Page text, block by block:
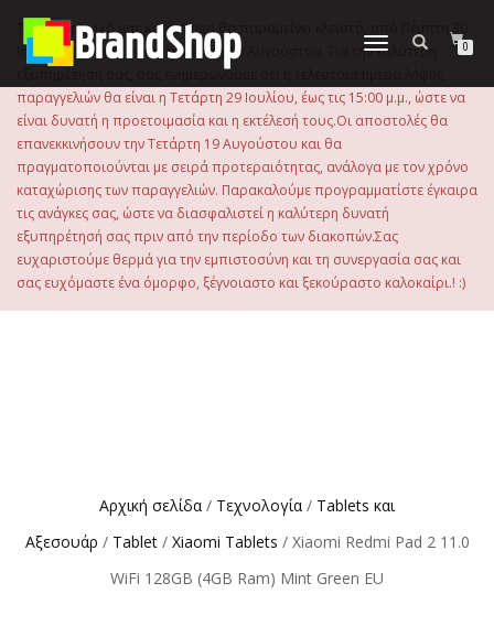
περιεχόμενο
Εναλλαγή
0
Το ηλεκτρονικό μας κατάστημα θα παραμείνει κλειστό, από Πέμπτη 30
Ιουλίου 2026 μέχρι και την Τρίτη 18 Αυγούστου. Για την καλύτερη
εξυπηρέτησή σας, σας ενημερώνουμε ότι η τελευταία ημέρα λήψης
παραγγελιών θα είναι η Τετάρτη 29 Ιουλίου, έως τις 15:00 μ.μ., ώστε να
είναι δυνατή η προετοιμασία και η εκτέλεσή τους.Οι αποστολές θα
επανεκκινήσουν την Τετάρτη 19 Αυγούστου και θα
πραγματοποιούνται με σειρά προτεραιότητας, ανάλογα με τον χρόνο
καταχώρισης των παραγγελιών. Παρακαλούμε προγραμματίστε έγκαιρα
τις ανάγκες σας, ώστε να διασφαλιστεί η καλύτερη δυνατή
εξυπηρέτησή σας πριν από την περίοδο των διακοπών.Σας
ευχαριστούμε θερμά για την εμπιστοσύνη και τη συνεργασία σας και
σας ευχόμαστε ένα όμορφο, ξέγνοιαστο και ξεκούραστο καλοκαίρι.! :)
Αρχική σελίδα / Τεχνολογία / Tablets και
Αξεσουάρ / Tablet/ Xiaomi Tablets / Xiaomi Redmi Pad 2 11.0
WiFi 128GB (4GB Ram) Mint Green EU